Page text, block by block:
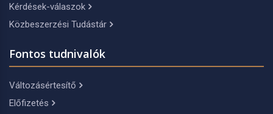
Kérdések-válaszok
Közbeszerzési Tudástár
Fontos tudnivalók
Változásértesítő
Előfizetés